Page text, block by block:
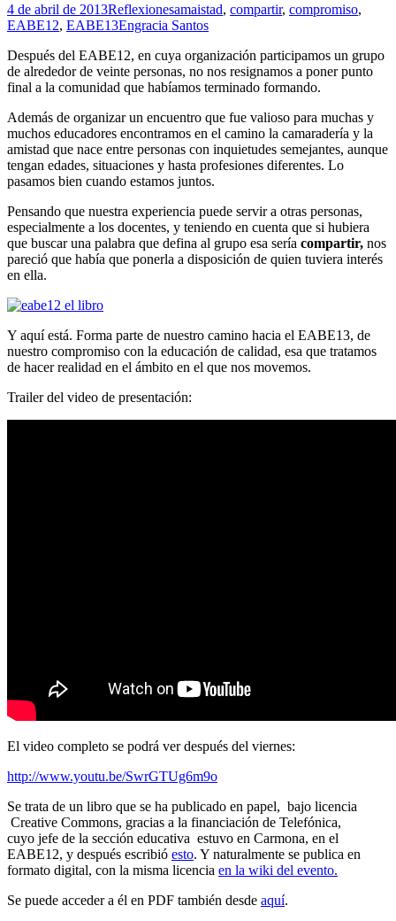
4 de abril de 2013Reflexionesamaistad, compartir, compromiso,
EABE12, EABE13Engracia Santos
Después del EABE12, en cuya organización participamos un grupo
de alrededor de veinte personas, no nos resignamos a poner punto
final a la comunidad que habíamos terminado formando.
Además de organizar un encuentro que fue valioso para muchas y
muchos educadores encontramos en el camino la camaradería y la
amistad que nace entre personas con inquietudes semejantes, aunque
tengan edades, situaciones y hasta profesiones diferentes. Lo
pasamos bien cuando estamos juntos.
Pensando que nuestra experiencia puede servir a otras personas,
especialmente a los docentes, y teniendo en cuenta que si hubiera
que buscar una palabra que defina al grupo esa sería compartir, nos
pareció que había que ponerla a disposición de quien tuviera interés
en ella.
Y aquí está. Forma parte de nuestro camino hacia el EABE13, de
nuestro compromiso con la educación de calidad, esa que tratamos
de hacer realidad en el ámbito en el que nos movemos.
Trailer del video de presentación:
El video completo se podrá ver después del viernes:
http://www.youtu.be/SwrGTUg6m9o
Se trata de un libro que se ha publicado en papel, bajo licencia
Creative Commons, gracias a la financiación de Telefónica,
cuyo jefe de la sección educativa estuvo en Carmona, en el
EABE12, y después escribió esto. Y naturalmente se publica en
formato digital, con la misma licencia en la wiki del evento.
Se puede acceder a él en PDF también desde aquí.